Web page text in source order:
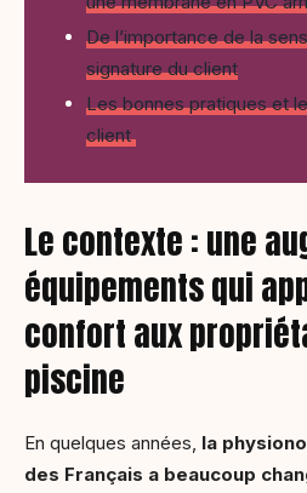
De l’importance de la
signature du client
Les bonnes pratiques et
client
Le contexte : une
équipements qui
confort aux
piscine
En quelques années, la
des Français a beaucoup